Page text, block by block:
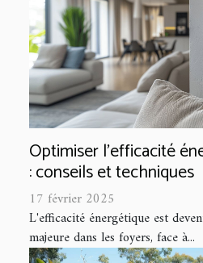
Optimiser l'efficacité
: conseils et techniques
17 février 2025
L'efficacité énergétique est
majeure dans les foyers, face à...